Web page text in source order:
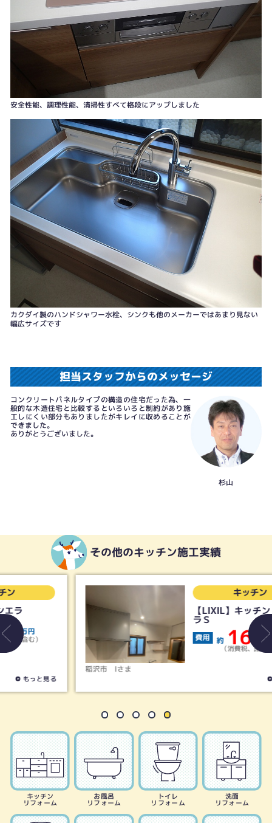
安全性能、調理性能、清掃性すべて格段にアップしました
カクダイ製のハンドシャワー水栓、シンクも他のメーカーではあまり見ない
幅広サイズです
担当スタッフからのメッセージ
コンクリートパネルタイプの構造の住宅だった為、一
般的な木造住宅と比較するといろいろと制約があり施
工しにくい部分もありましたがキレイに収めることが
できました。
ありがとうございました。
杉山
その他のキッチン施工実績
キッチン
【LIXIL】キッチン シエ
ラＳ
費用 約 160 万円
（消費税、諸経費含む）
キッチン
リフォーム
お風呂
リフォーム
トイレ
リフォーム
洗面
リフォーム